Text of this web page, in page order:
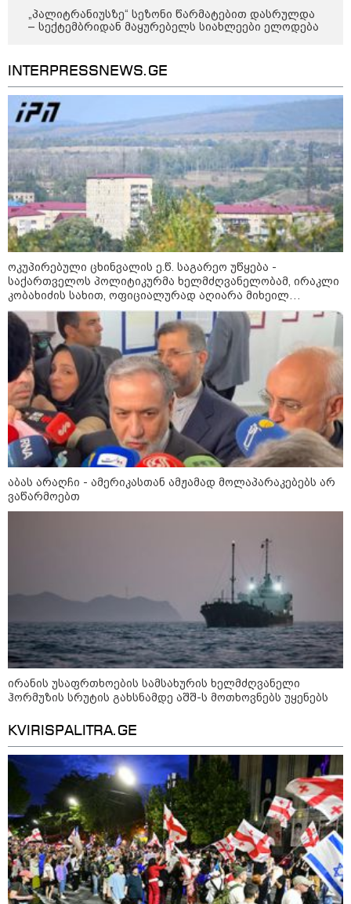
12:34 / 08-08-2026
რას აცხადებს ირაკლი კობახიძე
ელექტროენერგიის რამდენჯერმე
გათიშვასთან დაკავშირებით?
19:32 / 08-08-2026
"სიმბოლურია, რომ კობახიძის
მოღალატეობრივი განცხადება
საქართველოს
თავისუფლებისთვის შეწირული
გმირების მემორიალზე
გაკეთდა" - "ნაციონალური
მოძრაობა"
19:03 / 08-08-2026
"მკაცრად ვგმობთ ირაკლი
კობახიძის განცხადებას" -
"კოალიცია ცვლილებისთვის"
16:33 / 08-08-2026
"გიორგი ბარამიძემ რაღაც
არასწორად ჩამოაყალიბა,
მაგრამ ნამდვილად არ
ეკუთვნის წიხლი ივანიშვილის
ღალატზე დაფუძნებული
"აი, ეს არის სამშობლოს
ნიკა გვარამია აგვისტოს ომთან
დაკავშირებით ირაკლი
კობახიძის განცხადებას?
კატეგორიის ყველა სიახლე
მილიარდიანი იმპერიები მოედნის
მიღმა - ვინ არიან ყველა დროის
ყველაზე მაღალანაზღაურებადი
სპორტსმენები
უნცია ოქრო დღიურად 101
დოლარით გაძვირდა - რა ღირს
გრამი საქართველოში?
„პალიტრანიუსზე“ სეზონი წარმატებით დასრულდა
– სექტემბრიდან მაყურებელს სიახლეები ელოდება
INTERPRESSNEWS.GE
ოკუპირებული ცხინვალის ე.წ. საგარეო უწყება -
საქართველოს პოლიტიკურმა ხელმძღვანელობამ, ირაკლი
კობახიძის სახით, ოფიციალურად აღიარა მიხეილ
სააკაშვილი სამხედრო აგრესიის დამნაშავედ - ამიტომ,
2008 წლის აგვისტოს ომზე პასუხისმგებლობა უნდა
დაეკისროს ქვეყანას
აბას არაღჩი - ამერიკასთან ამჟამად მოლაპარაკებებს არ
ვაწარმოებთ
ირანის უსაფრთხოების სამსახურის ხელმძღვანელი
ჰორმუზის სრუტის გახსნამდე აშშ-ს მოთხოვნებს უყენებს
KVIRISPALITRA.GE